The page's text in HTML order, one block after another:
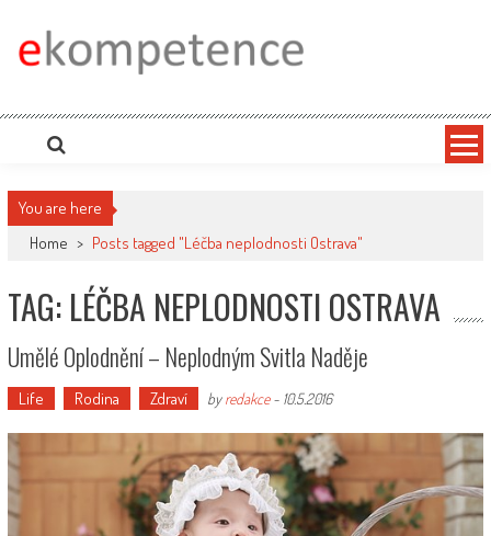
content
Ekompetence
portálech. Press Media. Kde vydat Tiskovou zprávu? Na portále eKompetence
You are here
Home > Posts tagged "Léčba neplodnosti Ostrava"
TAG: LÉČBA NEPLODNOSTI OSTRAVA
Umělé Oplodnění – Neplodným Svitla Naděje
Life Rodina Zdraví byredakce- 10.5.2016